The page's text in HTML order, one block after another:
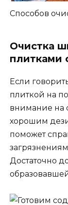
Способов
Очистка
плитками
Если
плиткой на
внимание на
хорошим
поможет
Достаточно